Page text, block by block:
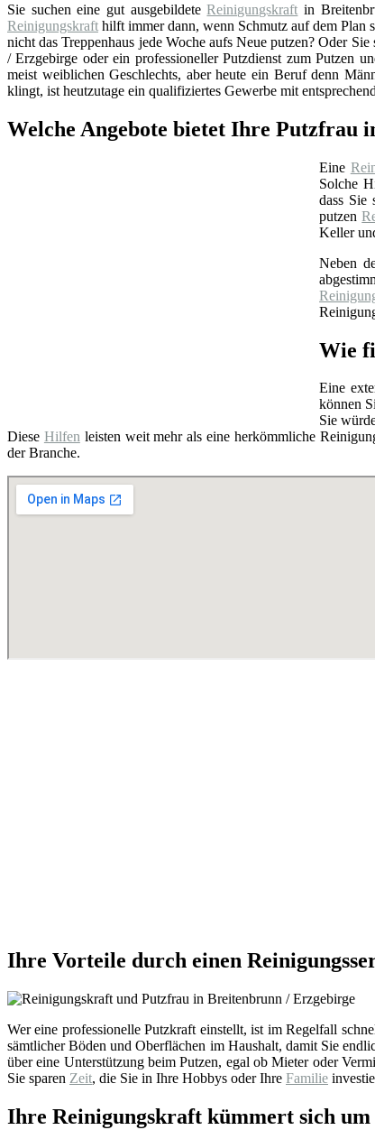
Sie suchen eine gut ausgebildeteReinigungskraft in
Reinigungskraft hilft immer dann, wenn Schmutz auf dem Plan
nicht das Treppenhaus jede Woche aufs Neue putzen? Oder
/ Erzgebirge oder ein professioneller Putzdienst zum Putzen
meist weiblichen Geschlechts, aber heute ein Beruf denn
klingt, ist heutzutage ein qualifiziertes Gewerbe mit
Welche Angebote bietet Ihre Putzfrau
Eine
Solche
dass Sie
putzen
Keller
Neben
Wie
Eine
können
Sie
Diese Hilfenleisten weit mehr als eine herkömmliche
der Branche.
Ihre Vorteile durch einen
Wer eine professionelle Putzkraft einstellt, ist im Regelfall
sämtlicher Böden und Oberflächen im Haushalt, damit Sie
über eine Unterstützung beim Putzen, egal ob Mieter oder
Sie sparen Zeit, die Sie in Ihre Hobbys oder Ihre Familie
Ihre Reinigungskraft kümmert sich